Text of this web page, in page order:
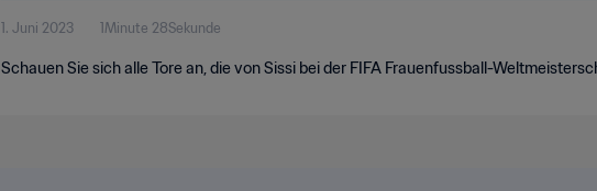
1. Juni 2023 1Minute 28Sekunde
Schauen Sie sich alle Tore an, die von Sissi bei der FIFA Frauenfussball-